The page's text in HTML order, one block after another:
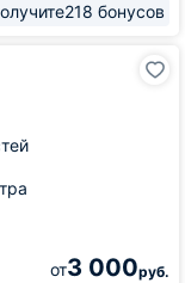
218 бонусов
от3 000руб.